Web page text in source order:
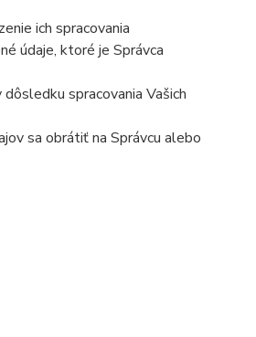
ich spracovania
údaje, ktoré je Správca
spracovania Vašich
sa obrátiť na Správcu alebo